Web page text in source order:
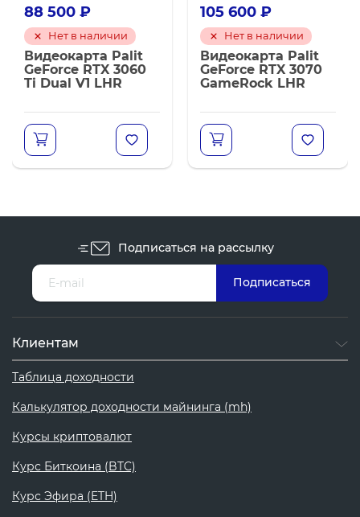
88 500 ₽
Нет в наличии
Видеокарта Palit
GeForce RTX 3060
Ti Dual V1 LHR
105 600 ₽
Нет в наличии
Видеокарта Palit
GeForce RTX 3070
GameRock LHR
Подписаться на рассылку
Клиентам
Таблица доходности
Калькулятор доходности майнинга (mh)
Курсы криптовалют
Курс Биткоина (BTC)
Курс Эфира (ETH)